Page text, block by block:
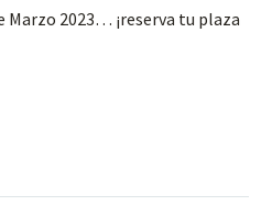
Marzo 2023… ¡reserva tu plaza